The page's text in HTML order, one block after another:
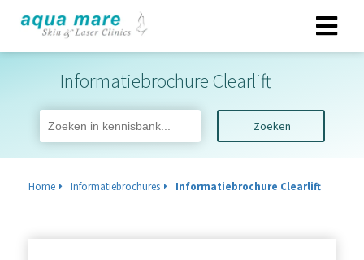
Informatiebrochure Clearlift
Zoeken
Home Informatiebrochures Informatiebrochure Clearlift